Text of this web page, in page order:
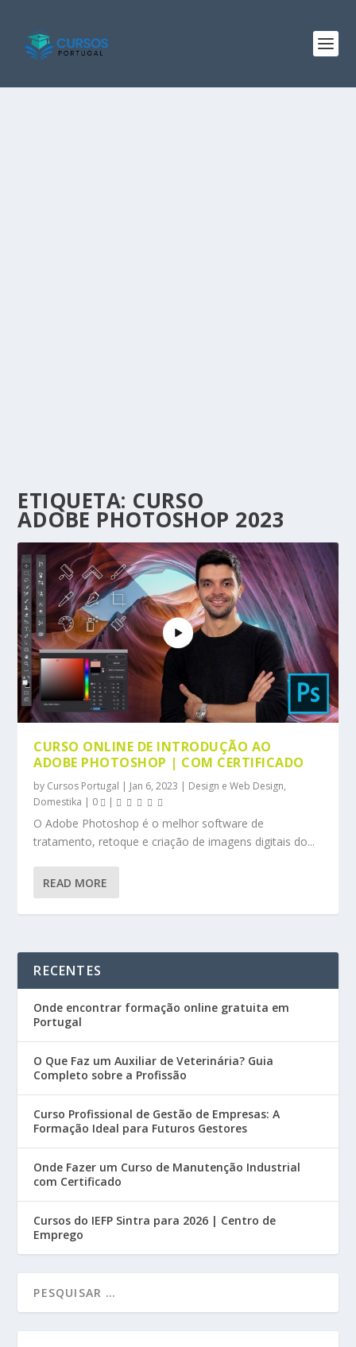
ETIQUETA: CURSO
ADOBE PHOTOSHOP 2023
CURSO ONLINE DE INTRODUÇÃO AO
ADOBE PHOTOSHOP | COM CERTIFICADO
by Cursos Portugal | Jan 6, 2023 | Design e Web Design,
Domestika | 0 |
O Adobe Photoshop é o melhor software de
tratamento, retoque e criação de imagens digitais do...
READ MORE
RECENTES
Onde encontrar formação online gratuita em
Portugal
O Que Faz um Auxiliar de Veterinária? Guia
Completo sobre a Profissão
Curso Profissional de Gestão de Empresas: A
Formação Ideal para Futuros Gestores
Onde Fazer um Curso de Manutenção Industrial
com Certificado
Cursos do IEFP Sintra para 2026 | Centro de
Emprego